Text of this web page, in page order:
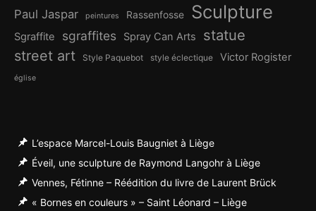
Paul Jaspar peintures Rassenfosse Sculpture
Sgraffite sgraffites Spray Can Arts statue
street art Style Paquebot style éclectique Victor Rogister
église
L’espace Marcel-Louis Baugniet à Liège
Éveil, une sculpture de Raymond Langohr à Liège
Vennes, Fétinne – Réédition du livre de Laurent Brück
« Bornes en couleurs » – Saint Léonard – Liège